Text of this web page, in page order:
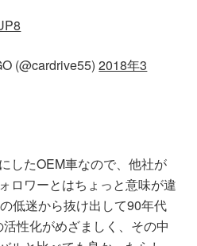
(@cardrive55)2018年3
したOEM車なので、他社が
ロワーとはちょっと意味が違
低迷から抜け出して90年代
性化がめざましく、その中